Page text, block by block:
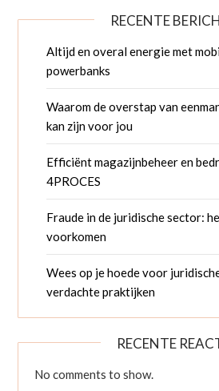
RECENTE
Altijd en overal energie met
powerbanks
Waarom de overstap van
kan zijn voor jou
Efficiënt magazijnbeheer en
4PROCES
Fraude in de juridische sector:
voorkomen
Wees op je hoede voor
verdachte praktijken
RECENTE
No comments to show.